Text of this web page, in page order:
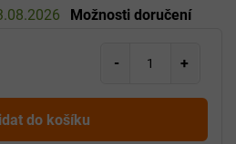
Možnosti doručení
do košíku